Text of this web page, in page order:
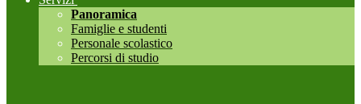
Panoramica
Famiglie e studenti
Personale scolastico
Percorsi di studio